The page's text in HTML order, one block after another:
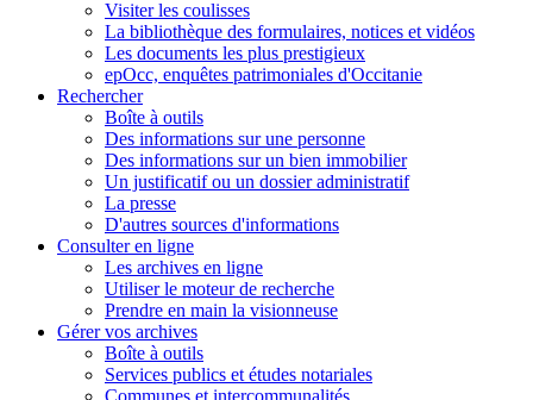
Visiter les coulisses
La bibliothèque des formulaires, notices et vidéos
Les documents les plus prestigieux
epOcc, enquêtes patrimoniales d'Occitanie
Rechercher
Boîte à outils
Des informations sur une personne
Des informations sur un bien immobilier
Un justificatif ou un dossier administratif
La presse
D'autres sources d'informations
Consulter en ligne
Les archives en ligne
Utiliser le moteur de recherche
Prendre en main la visionneuse
Gérer vos archives
Boîte à outils
Services publics et études notariales
Communes et intercommunalités